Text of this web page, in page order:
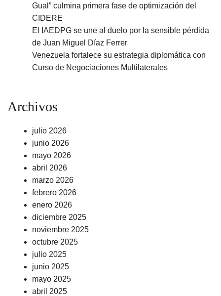
Gual” culmina primera fase de optimización del
CIDERE
El IAEDPG se une al duelo por la sensible pérdida
de Juan Miguel Díaz Ferrer
Venezuela fortalece su estrategia diplomática con
Curso de Negociaciones Multilaterales
Archivos
julio 2026
junio 2026
mayo 2026
abril 2026
marzo 2026
febrero 2026
enero 2026
diciembre 2025
noviembre 2025
octubre 2025
julio 2025
junio 2025
mayo 2025
abril 2025